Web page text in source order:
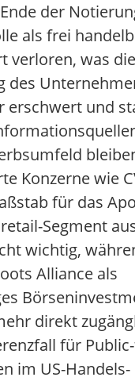
der
als frei
verloren, was
des
erschwert und
Konzerne wie
für das
Segment
wichtig,
Alliance als
direkt
für
im US-Handels-